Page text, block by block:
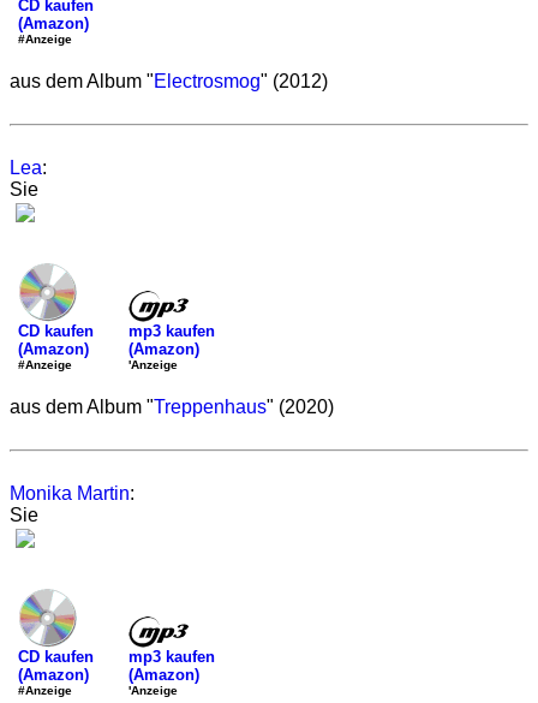
CD kaufen
(Amazon)
#Anzeige
aus dem Album "Electrosmog" (2012)
Lea:
Sie
CD kaufen
(Amazon)
#Anzeige
mp3 kaufen
(Amazon)
'Anzeige
aus dem Album "Treppenhaus" (2020)
Monika Martin:
Sie
CD kaufen
(Amazon)
#Anzeige
mp3 kaufen
(Amazon)
'Anzeige